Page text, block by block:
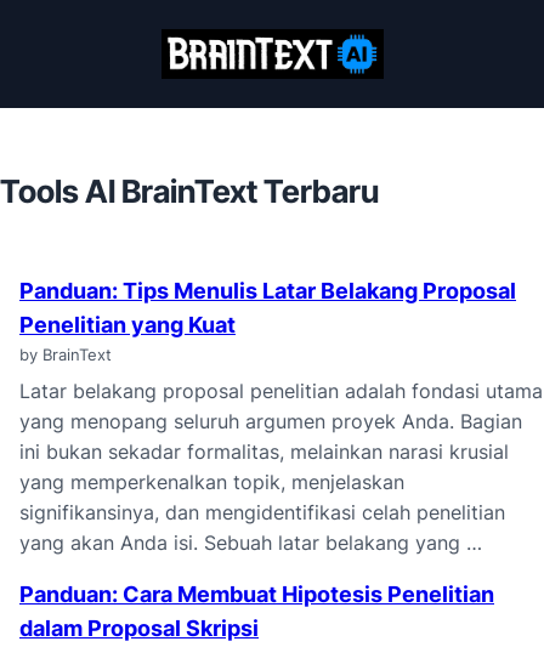
Tools AI BrainText Terbaru
Panduan: Tips Menulis Latar Belakang Proposal
Penelitian yang Kuat
by BrainText
Latar belakang proposal penelitian adalah fondasi utama
yang menopang seluruh argumen proyek Anda. Bagian
ini bukan sekadar formalitas, melainkan narasi krusial
yang memperkenalkan topik, menjelaskan
signifikansinya, dan mengidentifikasi celah penelitian
yang akan Anda isi. Sebuah latar belakang yang …
Panduan: Cara Membuat Hipotesis Penelitian
dalam Proposal Skripsi